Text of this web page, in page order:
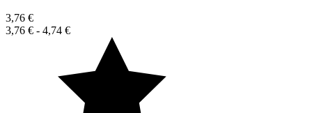
3,76 €
3,76 € - 4,74 €